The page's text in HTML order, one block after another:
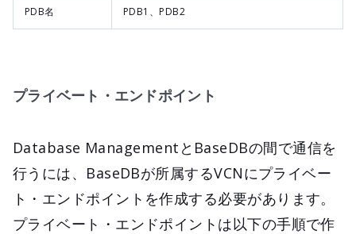
PDB名 PDB1、PDB2
プライベート・エンドポイント
Database ManagementとBaseDBの間で通信を
行うには、BaseDBが所属するVCNにプライベー
ト・エンドポイントを作成する必要があります。
プライベート・エンドポイントは以下の手順で作